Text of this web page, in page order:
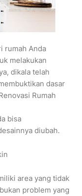
rumah Anda
melakukan
dikala telah
dasar
Rumah
bisa
diubah.
area yang tidak
problem yang